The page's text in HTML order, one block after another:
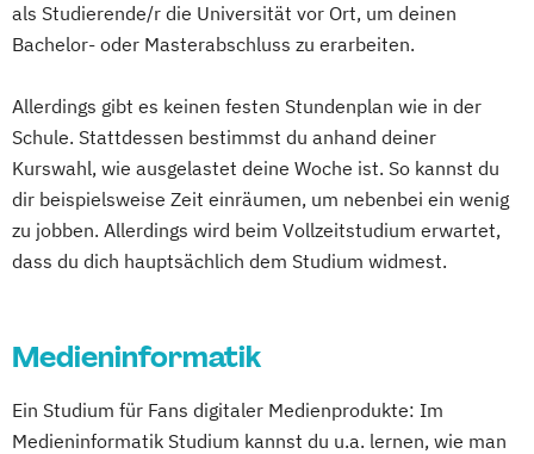
als Studierende/r die Universität vor Ort, um deinen
Bachelor- oder Masterabschluss zu erarbeiten.
Allerdings gibt es keinen festen Stundenplan wie in der
Schule. Stattdessen bestimmst du anhand deiner
Kurswahl, wie ausgelastet deine Woche ist. So kannst du
dir beispielsweise Zeit einräumen, um nebenbei ein wenig
zu jobben. Allerdings wird beim Vollzeitstudium erwartet,
dass du dich hauptsächlich dem Studium widmest.
Medieninformatik
Ein Studium für Fans digitaler Medienprodukte: Im
Medieninformatik Studium kannst du u.a. lernen, wie man